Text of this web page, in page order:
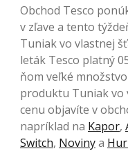
Obchod Tesco
v zľave a tento
Tuniak vo vlastnej
leták Tesco platný
ňom veľké
produktu Tuniak vo
cenu objavíte v
napríklad na Kapor,
Switch, Novinya